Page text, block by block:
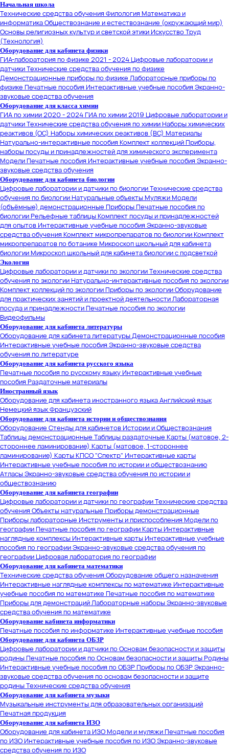
Начальная школа
Технические средства обученияФилологияМатематика и
информатикаОбществознание и естествознание (окружающий мир)
Основы религиозных культур и светской этики ИскусствоТруд
(Технология)
Оборудование для кабинета физики
ГИА-лаборатория по физике 2021 - 2024Цифровые лаборатории и
датчикиТехнические средства обучения по физике
Демонстрационные приборы по физике Лабораторные приборы по
физике Печатные пособия Интерактивные учебные пособияЭкранно-
звуковые средства обучения
Оборудование для класса химии
ГИА по химии 2020 - 2024ГИА по химии 2019 Цифровые лаборатории и
датчикиТехнические средства обучения по химииНаборы химических
реактивов (ОС) Наборы химических реактивов (ВС) Материалы
Натурально-интерактивные пособияКомплект коллекцийПриборы,
наборы посуды и принадлежностей для химического эксперимента
МоделиПечатные пособия Интерактивные учебные пособияЭкранно-
звуковые средства обучения
Оборудование для кабинета биологии
Цифровые лаборатории и датчики по биологииТехнические средства
обучения по биологииНатуральные объектыМуляжиМодели
(объёмные) демонстрационные ПриборыПечатные пособия по
биологииРельефные таблицыКомплект посуды и принадлежностей
для опытов Интерактивные учебные пособияЭкранно-звуковые
средства обученияКомплект микропрепаратов по биологииКомплект
микропрепаратов по ботанике Микроскоп школьный для кабинета
биологииМикроскоп школьный для кабинета биологии с подсветкой
Экология
Цифровые лаборатории и датчики по экологииТехнические средства
обучения по экологииНатурально-интерактивные пособия по экологии
Комплект коллекций по экологииПриборы по экологииОборудование
для практических занятий и проектной деятельностиЛабораторная
посуда и принадлежностиПечатные пособия по экологии
Видеофильмы
Оборудование для кабинета литературы
Оборудование для кабинета литературыДемонстрационные пособия
Интерактивные учебные пособияЭкранно-звуковые средства
обучения по литературе
Оборудование для кабинета русского языка
Печатные пособия по русскому языку Интерактивные учебные
пособияРаздаточные материалы
Иностранный язык
Оборудование для кабинета иностранного языкаАнглийский язык
Немецкий языкФранцузский
Оборудование для кабинета истории и обществознания
Оборудование Стенды для кабинетов Истории и Обществознания
Таблицы демонстрационные Таблицы раздаточные Карты (матовое, 2-
стороннее ламинирование) Карты (матовое, 1-стороннее
ламинирование) Карты КПСО "Спектр" Интерактивные карты
Интерактивные учебные пособия по истории и обществознанию
АтласыЭкранно-звуковые средства обучения по истории и
обществознанию
Оборудование для кабинета географии
Цифровые лаборатории и датчики по географииТехнические средства
обученияОбъекты натуральные Приборы демонстрационные
Приборы лабораторные Инструменты и приспособленияМодели по
географииПечатные пособия по географииКарты Интерактивные
наглядные комплексы Интерактивные карты Интерактивные учебные
пособия по географииЭкранно-звуковые средства обучения по
географииЦифровая лаборатория по географии
Оборудование для кабинета математики
Технические средства обученияОборудование общего назначения
Интерактивные наглядные комплексы по математике Интерактивные
учебные пособия по математике Печатные пособия по математике
Приборы для демонстрацийЛабораторные наборыЭкранно-звуковые
средства обучения по математике
Оборудование кабинета информатики
Печатные пособия по информатике Интерактивные учебные пособия
Оборудование для кабинета ОБЗР
Цифровые лаборатории и датчики по Основам безопасности и защиты
родиныПечатные пособия по Основам безопасности и защиты Родины
Интерактивные учебные пособия по ОБЗРПриборы по ОБЗРЭкранно-
звуковые средства обучения по основам безопасности и защите
родиныТехнические средства обучения
Оборудование для кабинета музыки
Музыкальные инструменты для образовательных организаций
Печатная продукция
Оборудование для кабинета ИЗО
Оборудование для кабинета ИЗОМодели и муляжиПечатные пособия
по ИЗО Интерактивные учебные пособия по ИЗОЭкранно-звуковые
средства обучения по ИЗО